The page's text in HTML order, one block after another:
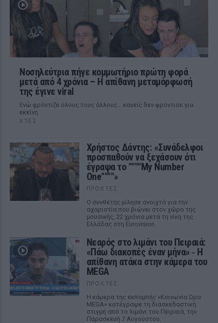
Νοσηλεύτρια πήγε κομμωτήριο πρώτη φορά
μετά από 4 χρόνια – Η απίθανη μεταμόρφωσή
της έγινε viral
Ενώ φρόντιζε όλους τους άλλους... κανείς δεν φρόντισε για
εκείνη
ΧΤΕΣ
Χρήστος Δάντης: «Συνάδελφοι
προσπαθούν να ξεχάσουν ότι
έγραψα το """"My Number
One""""»
ΠΡΟΧΤΈΣ
Ο συνθέτης μίλησε ανοιχτά για την
αχαριστία που βιώνει στον χώρο της
μουσικής, 22 χρόνια μετά τη νίκη της
Ελλάδας στη Eurovision.
Νεαρός στο λιμάνι του Πειραιά:
«Πάω διακοπές έναν μήνα» ‑ Η
απίθανη ατάκα στην κάμερα του
MEGA
ΠΡΟΧΤΈΣ
Η κάμερα της εκπομπής «Κοινωνία Ώρα
MEGA» κατέγραψε τη διασκεδαστική
στιγμή από το λιμάνι του Πειραιά, την
Παρασκευή 7 Αυγούστου.